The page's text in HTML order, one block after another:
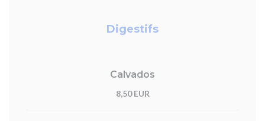
Digestifs
Calvados
8,50 EUR